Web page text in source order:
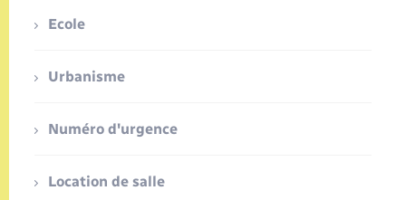
Ecole
Urbanisme
Numéro d'urgence
Location de salle